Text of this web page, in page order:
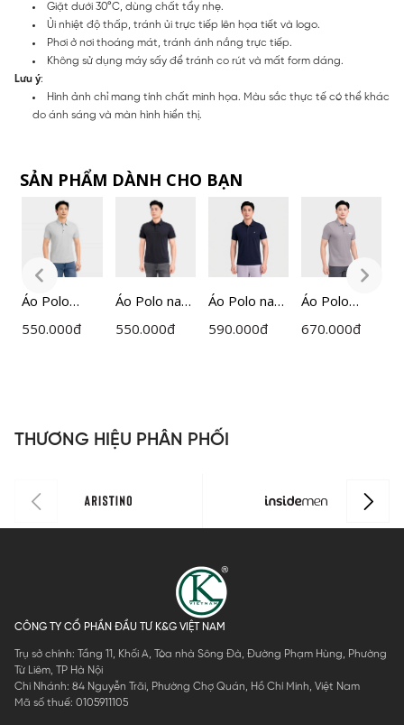
Giặt dưới 30°C, dùng chất tẩy nhẹ.
Ủi nhiệt độ thấp, tránh ủi trực tiếp lên họa tiết và logo.
Phơi ở nơi thoáng mát, tránh ánh nắng trực tiếp.
Không sử dụng máy sấy để tránh co rút và mất form dáng.
Lưu ý:
Hình ảnh chỉ mang tính chất minh họa. Màu sắc thực tế có thể khác
do ánh sáng và màn hình hiển thị.
SẢN PHẨM DÀNH CHO BẠN
Áo Polo
ngắn tay
Regular Fit
550.000đ
Áo Polo nam
ngắn tay cổ
0
550.000đ
Áo Polo nam
ngắn tay
590.000đ
Áo Polo
ngắn tay
670.000đ
THƯƠNG HIỆU PHÂN PHỐI
CÔNG TY CỔ PHẦN ĐẦU TƯ K&G VIỆT NAM
Trụ sở chính: Tầng 11, Khối A, Tòa nhà Sông Đà, Đường Phạm Hùng, Phường
Từ Liêm, TP Hà Nội
Chi Nhánh: 84 Nguyễn Trãi, Phường Chợ Quán, Hồ Chí Minh, Việt Nam
Mã số thuế: 0105911105